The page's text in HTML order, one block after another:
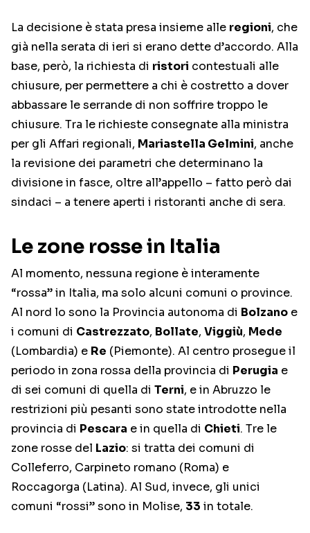
La decisione è stata presa insieme alle regioni, che
già nella serata di ieri si erano dette d’accordo. Alla
base, però, la richiesta di ristori contestuali alle
chiusure, per permettere a chi è costretto a dover
abbassare le serrande di non soffrire troppo le
chiusure. Tra le richieste consegnate alla ministra
per gli Affari regionali, Mariastella Gelmini, anche
la revisione dei parametri che determinano la
divisione in fasce, oltre all’appello – fatto però dai
sindaci – a tenere aperti i ristoranti anche di sera.
Le zone rosse in Italia
Al momento, nessuna regione è interamente
“rossa” in Italia, ma solo alcuni comuni o province.
Al nord lo sono la Provincia autonoma di Bolzano e
i comuni di Castrezzato, Bollate, Viggiù, Mede
(Lombardia) e Re (Piemonte). Al centro prosegue il
periodo in zona rossa della provincia di Perugia e
di sei comuni di quella di Terni, e in Abruzzo le
restrizioni più pesanti sono state introdotte nella
provincia di Pescara e in quella di Chieti. Tre le
zone rosse del Lazio: si tratta dei comuni di
Colleferro, Carpineto romano (Roma) e
Roccagorga (Latina). Al Sud, invece, gli unici
comuni “rossi” sono in Molise, 33 in totale.